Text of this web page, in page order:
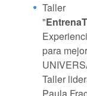
Taller
"
para
Taller